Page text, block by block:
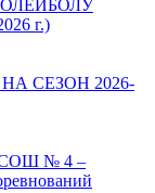
г.)
СЕЗОН 2026-
СОШ № 4 –